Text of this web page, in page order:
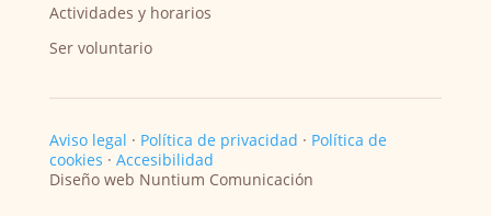
Actividades y horarios
Ser voluntario
Aviso legal · Política de privacidad · Política de
cookies · Accesibilidad
Diseño web Nuntium Comunicación